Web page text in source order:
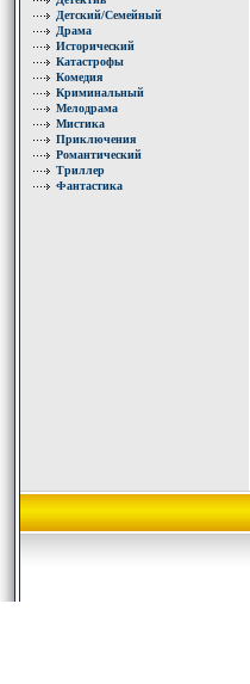
Детский/Семейный
Драма
Исторический
Катастрофы
Комедия
Криминальный
Мелодрама
Мистика
Приключения
Романтический
Триллер
Фантастика